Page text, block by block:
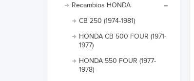
Recambios HONDA
CB 250 (1974-1981)
HONDA CB 500 FOUR (1971-
1977)
HONDA 550 FOUR (1977-
1978)